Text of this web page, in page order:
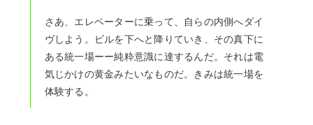
さあ、エレベーターに乗って、自らの内側へダイ
ヴしよう。ビルを下へと降りていき、その真下に
ある統一場ーー純粋意識に達するんだ。それは電
気じかけの黄金みたいなものだ。きみは統一場を
体験する。